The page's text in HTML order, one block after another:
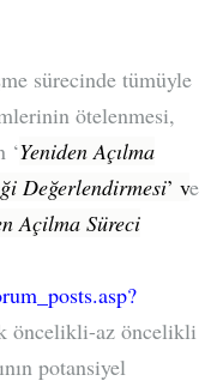
sürecinde tümüyle
ötelenmesi,
‘Yeniden Açılma
Değerlendirmesi’ ve
Açilma Süreci
öncelikli-az öncelikli
potansiyel